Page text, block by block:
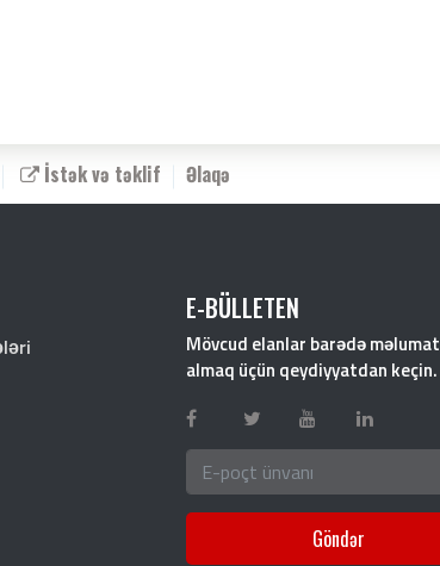
İstək və təklif Əlaqə
E-BÜLLETEN
Mövcud elanlar barədə məlumat
almaq üçün qeydiyyatdan keçin.
Göndər